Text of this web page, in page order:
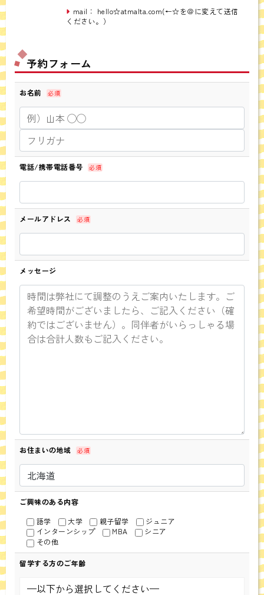
mail： hello☆atmalta.com(←☆を＠に変えて送信
ください。）
予約フォーム
お名前 必須
電話/携帯電話番号 必須
メールアドレス 必須
メッセージ
お住まいの地域 必須
ご興味のある内容
語学
大学 親子留学
ジュニア
インターンシップ
MBA
シニア
その他
留学する方のご年齢